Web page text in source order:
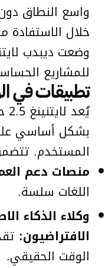
واسع النطاق
خلال الاستفادة
للمشاريع
تطبيقات في
بشكل أساسي
المستخدم.
منصات دعم
اللغات سلسة.
وكلاء الذكاء
الافتراضيون:
الوقت الحقيقي.